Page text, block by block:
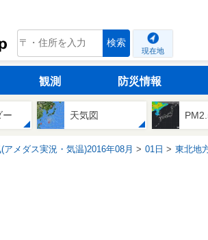
tenki.jp 検索
現在地
観測 防災情報
ー 天気図
アメダス実況・気温)2016年08月 01日 東北地